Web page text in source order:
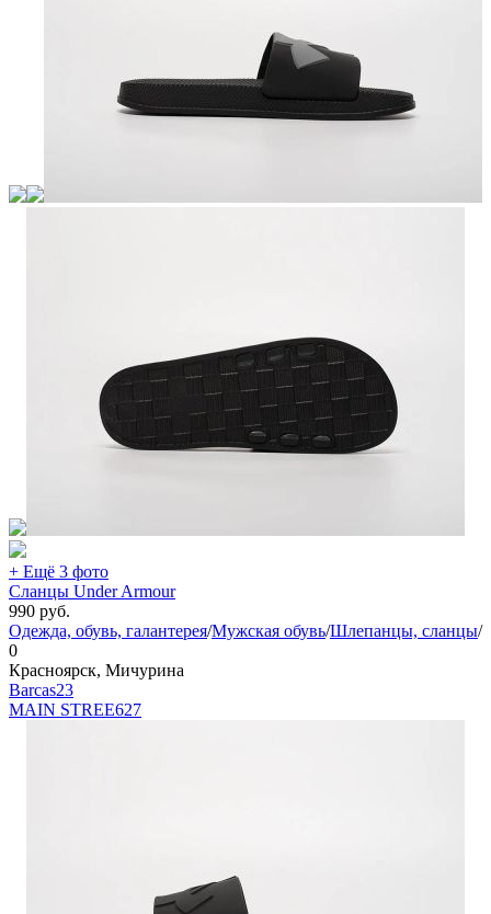
+ Ещё 3 фото
Сланцы Under Armour
990 руб.
Одежда, обувь, галантерея/Мужская обувь/Шлепанцы, сланцы/
0
Красноярск, Мичурина
Barcas23
MAIN STREE627